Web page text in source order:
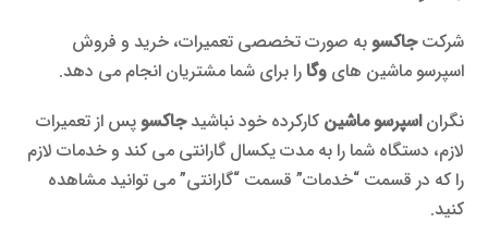
شرکتجاکسو به صورت تخصصی تعمیرات، خرید و فروش
اسپرسو ماشین هایوگارا برای شما مشتریان انجام می دهد.
نگراناسپرسو ماشین کارکرده خود نباشیدجاکسو پس از تعمیرات
لازم، دستگاه شما را به مدت یکسال گارانتی می کند و خدمات لازم
را که در قسمت “خدمات” قسمت “گارانتی” می توانید مشاهده
کنید.